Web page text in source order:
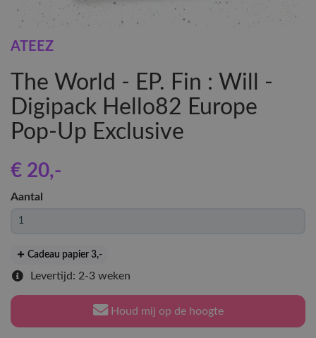
ATEEZ
The World - EP. Fin : Will -
Digipack Hello82 Europe
Pop-Up Exclusive
€ 20,-
Aantal
Cadeau papier 3,-
Levertijd: 2-3 weken
Houd mij op de hoogte